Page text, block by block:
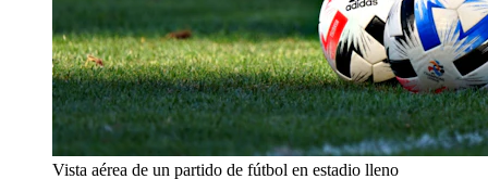
Vista aérea de un partido de fútbol en estadio lleno